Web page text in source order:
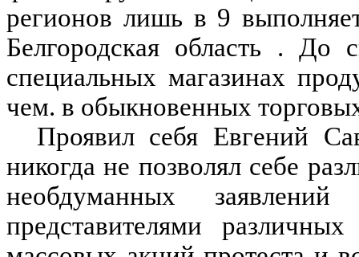
регионов лишь в 9
Белгородская область . До
специальных магазинах
чем. в обыкновенных
Проявил себя Евгений
никогда не позволял себе
необдуманных
представителями